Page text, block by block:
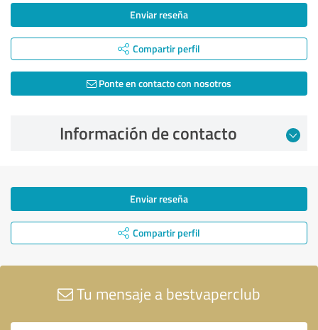
Enviar reseña
Compartir perfil
Ponte en contacto con nosotros
Información de contacto
Enviar reseña
Compartir perfil
Tu mensaje a bestvaperclub